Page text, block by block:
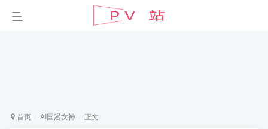
首页 AI国漫女神 正文